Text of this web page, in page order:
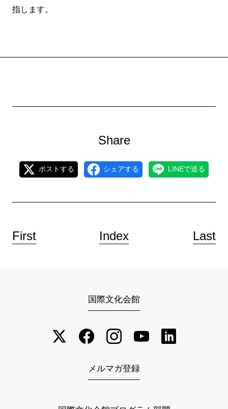
指します。
Share
ポストする シェアする LINEで送る
First Index Last
国際文化会館
メルマガ登録